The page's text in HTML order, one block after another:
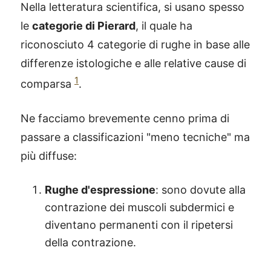
Nella letteratura scientifica, si usano spesso
le categorie di Pierard, il quale ha
riconosciuto 4 categorie di rughe in base alle
differenze istologiche e alle relative cause di
comparsa 1.
Ne facciamo brevemente cenno prima di
passare a classificazioni "meno tecniche" ma
più diffuse:
Rughe d'espressione: sono dovute alla
contrazione dei muscoli subdermici e
diventano permanenti con il ripetersi
della contrazione.